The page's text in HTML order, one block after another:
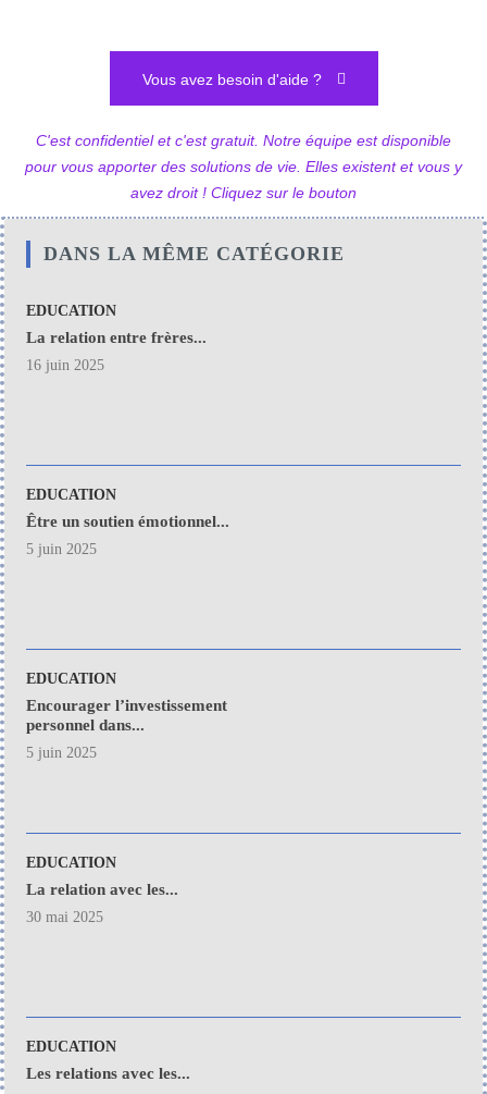
Vous avez besoin d'aide ?
C'est confidentiel et c'est gratuit. Notre équipe est disponible
pour vous apporter des solutions de vie. Elles existent et vous y
avez droit ! Cliquez sur le bouton
DANS LA MÊME CATÉGORIE
EDUCATION
La relation entre frères...
16 juin 2025
EDUCATION
Être un soutien émotionnel...
5 juin 2025
EDUCATION
Encourager l’investissement
personnel dans...
5 juin 2025
EDUCATION
La relation avec les...
30 mai 2025
EDUCATION
Les relations avec les...